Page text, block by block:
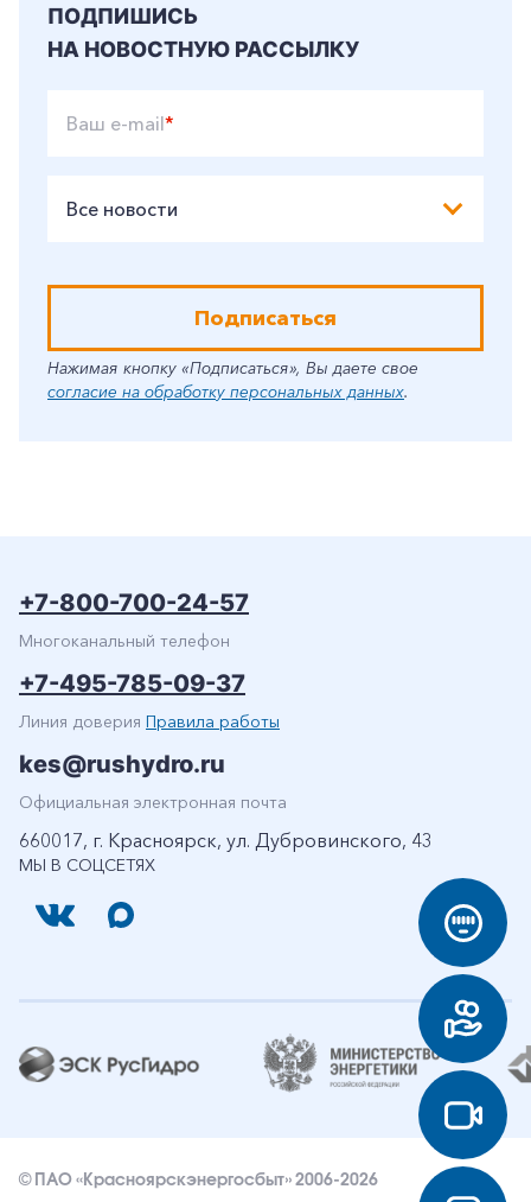
ПОДПИШИСЬ
НА НОВОСТНУЮ РАССЫЛКУ
Ваш e-mail*
Все новости
Подписаться
Нажимая кнопку «Подписаться», Вы даете свое
согласие на обработку персональных данных.
МЫ В СОЦСЕТЯХ
+7-800-700-24-57
Многоканальный телефон
+7-495-785-09-37
Линия доверия Правила работы
kes@rushydro.ru
Официальная электронная почта
660017, г. Красноярск, ул. Дубровинского, 43
© ПАО «Красноярскэнергосбыт» 2006-2026